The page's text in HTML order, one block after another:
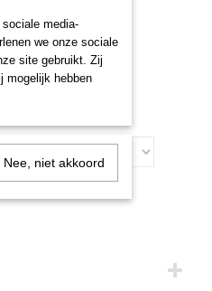
media-
we onze sociale
site gebruikt. Zij
mogelijk hebben
Nee, niet akkoord